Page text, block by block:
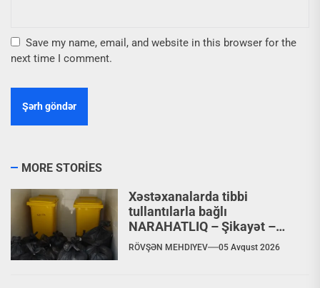
Save my name, email, and website in this browser for the
next time I comment.
MORE STORIES
Xəstəxanalarda tibbi
tullantılarla bağlı
NARAHATLIQ – Şikayət –
VİDEO
RÖVŞƏN MEHDIYEV 05 Avqust 2026